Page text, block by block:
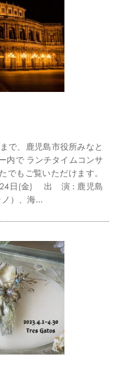
で、鹿児島市役所みなと
内で ランチタイムコンサ
でもご覧いただけます。
24日(金) 出 演 : 鹿児島
）、海...